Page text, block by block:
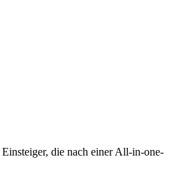
die nach einer All-in-one-